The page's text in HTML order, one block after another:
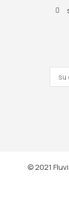
© 2021